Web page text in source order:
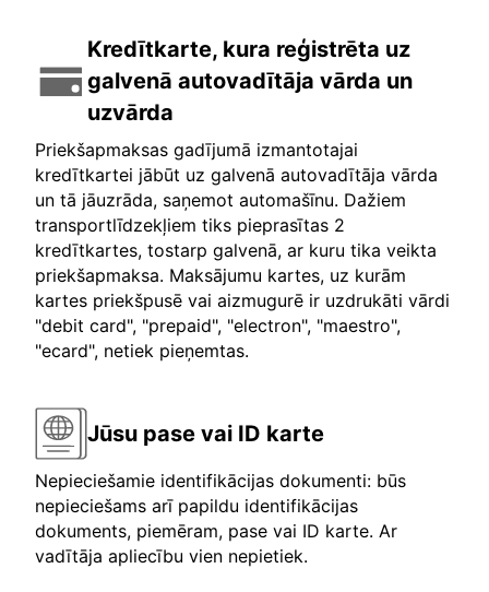
Kredītkarte, kura reģistrēta uz
galvenā autovadītāja vārda un
uzvārda
Priekšapmaksas gadījumā izmantotajai
kredītkartei jābūt uz galvenā autovadītāja vārda
un tā jāuzrāda, saņemot automašīnu. Dažiem
transportlīdzekļiem tiks pieprasītas 2
kredītkartes, tostarp galvenā, ar kuru tika veikta
priekšapmaksa. Maksājumu kartes, uz kurām
kartes priekšpusē vai aizmugurē ir uzdrukāti vārdi
"debit card", "prepaid", "electron", "maestro",
"ecard", netiek pieņemtas.
Jūsu pase vai ID karte
Nepieciešamie identifikācijas dokumenti: būs
nepieciešams arī papildu identifikācijas
dokuments, piemēram, pase vai ID karte. Ar
vadītāja apliecību vien nepietiek.